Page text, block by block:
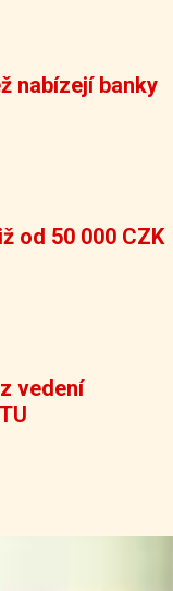
nabízejí banky
od 50 000 CZK
vedení